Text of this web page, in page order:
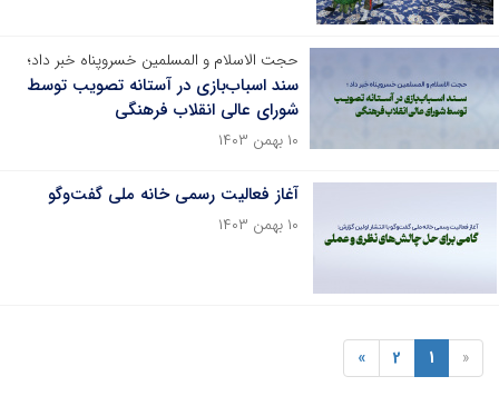
حجت الاسلام و المسلمین خسروپناه خبر داد؛
سند اسباب‌بازی در آستانه تصویب توسط
شورای عالی انقلاب فرهنگی
۱۰ بهمن ۱۴۰۳
آغاز فعالیت رسمی خانه ملی گفت‌وگو
۱۰ بهمن ۱۴۰۳
«
1
2
»